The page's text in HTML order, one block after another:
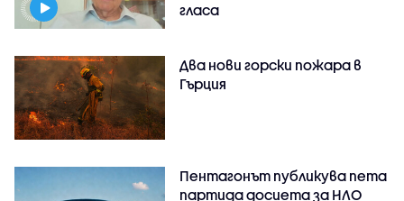
гласа
Два нови горски пожара в
Гърция
Пентагонът публикува пета
партида досиета за НЛО